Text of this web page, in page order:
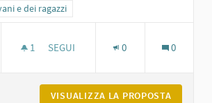
categoria: I luoghi dei giovani e dei ragazzi
e dei ragazzi
1 1 SOSTENITORI
SEGUI 0 0
VISUALIZZA LA PROPOSTA